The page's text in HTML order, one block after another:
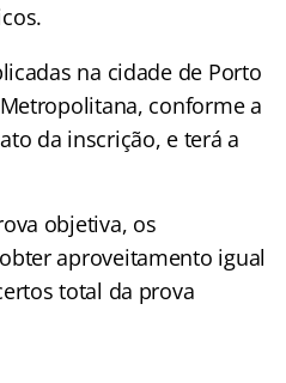
na cidade de Porto
conforme a
da inscrição, e terá a
objetiva, os
aproveitamento igual
total da prova